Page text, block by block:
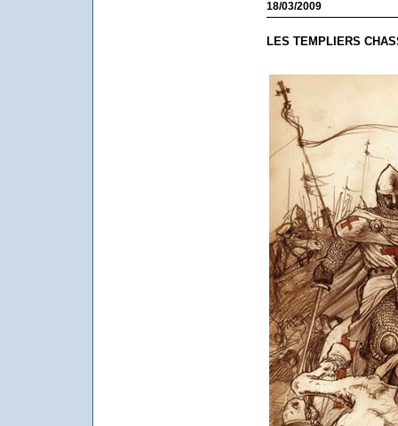
18/03/2009
LES TEMPLIERS